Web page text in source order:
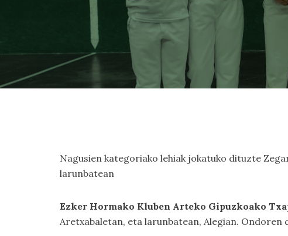
Nagusien kategoriako lehiak jokatuko dituzte
larunbatean
Ezker Hormako Kluben Arteko Gipuzkoako
Aretxabaletan, eta larunbatean, Alegian. Ondoren